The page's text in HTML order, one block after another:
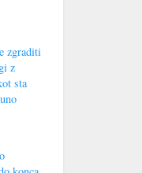
zgraditi
z
sta